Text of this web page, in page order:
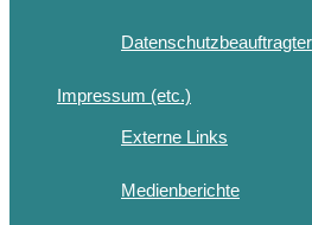
Datenschutzbeauftragter
Impressum (etc.)
Externe Links
Medienberichte